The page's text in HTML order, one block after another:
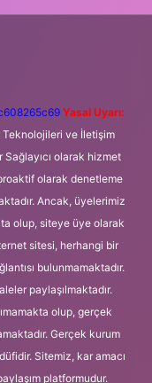
Yasal Uyarı:
Teknolojileri ve İletişim
Sağlayıcı olarak hizmet
olarak denetleme
Ancak, üyelerimiz
olup, siteye üye olarak
sitesi, herhangi bir
bulunmamaktadır.
paylaşılmaktadır.
olup, gerçek
Gerçek kurum
Sitemiz, kar amacı
platformudur.